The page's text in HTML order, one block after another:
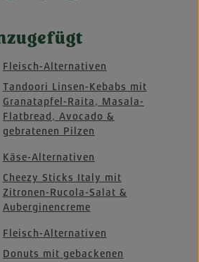
Fleisch-Alternativen
Tandoori Linsen-Kebabs mit
Granatapfel-Raita, Masala-
Flatbread, Avocado &
gebratenen Pilzen
Käse-Alternativen
Cheezy Sticks Italy mit
Zitronen-Rucola-Salat &
Auberginencreme
Fleisch-Alternativen
Donuts mit gebackenen